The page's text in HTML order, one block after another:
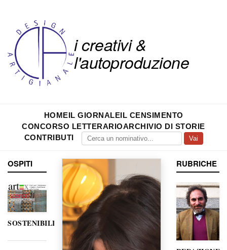
i creativi &
l'autoproduzione
HOMEIL GIORNALEIL CENSIMENTO
CONCORSO LETTERARIOARCHIVIO DI STORIE
CONTRIBUTI
Vai
OSPITI
SOSTENIBILITÀ
RUBRICHE